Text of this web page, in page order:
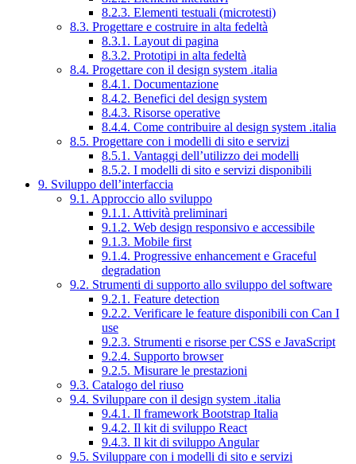
8.2.3. Elementi testuali (microtesti)
8.3. Progettare e costruire in alta fedeltà
8.3.1. Layout di pagina
8.3.2. Prototipi in alta fedeltà
8.4. Progettare con il design system .italia
8.4.1. Documentazione
8.4.2. Benefici del design system
8.4.3. Risorse operative
8.4.4. Come contribuire al design system .italia
8.5. Progettare con i modelli di sito e servizi
8.5.1. Vantaggi dell’utilizzo dei modelli
8.5.2. I modelli di sito e servizi disponibili
9. Sviluppo dell’interfaccia
9.1. Approccio allo sviluppo
9.1.1. Attività preliminari
9.1.2. Web design responsivo e accessibile
9.1.3. Mobile first
9.1.4. Progressive enhancement e Graceful
degradation
9.2. Strumenti di supporto allo sviluppo del software
9.2.1. Feature detection
9.2.2. Verificare le feature disponibili con Can I
use
9.2.3. Strumenti e risorse per CSS e JavaScript
9.2.4. Supporto browser
9.2.5. Misurare le prestazioni
9.3. Catalogo del riuso
9.4. Sviluppare con il design system .italia
9.4.1. Il framework Bootstrap Italia
9.4.2. Il kit di sviluppo React
9.4.3. Il kit di sviluppo Angular
9.5. Sviluppare con i modelli di sito e servizi